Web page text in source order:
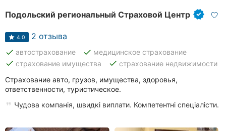
Подольский региональный Страховой Центр
4.0 2 отзыва
done автострахование done медицинское страхование
done страхование имущества done страхование недвижимости
Страхование авто, грузов, имущества, здоровья,
ответственности, туристическое.
Чудова компанія, швидкі виплати. Компетентні спеціалісти.